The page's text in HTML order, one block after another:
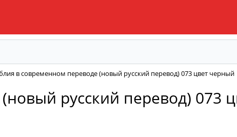
в современном переводе (новый русский перевод) 073 цвет черный
русский перевод) 073